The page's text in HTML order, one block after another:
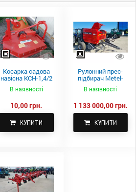
Косарка садова
навісна КСН-1,4/2
В наявності
10,00 грн.
КУПИТИ
Рулонний прес-
підбирач Metel-
Fach Z 587
В наявності
1 133 000,00 грн.
КУПИТИ